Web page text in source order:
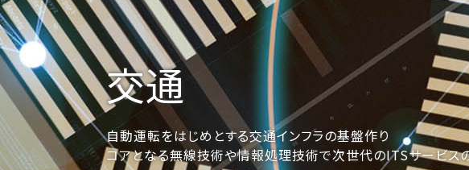
交通
自動運転をはじめとする交通インフラの基盤作り
コアとなる無線技術や情報処理技術で次世代のITSサービス